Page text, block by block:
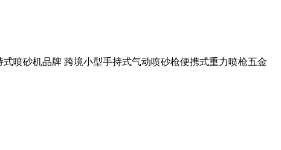
式喷砂机品牌 跨境小型手持式气动喷砂枪便携式重力喷枪五金